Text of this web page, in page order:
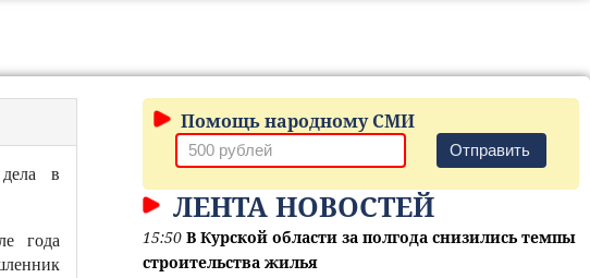
дела в
года
Помощь народному СМИ
Отправить
ЛЕНТА НОВОСТЕЙ
15:50 В Курской области за полгода снизились темпы
строительства жилья